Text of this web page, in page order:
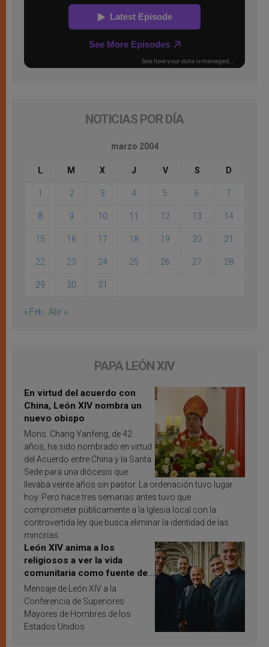
NOTICIAS POR DÍA
marzo 2004
L M X J V S D
1 2 3 4 5 6 7
8 9 10 11 12 13 14
15 16 17 18 19 20 21
22 23 24 25 26 27 28
29 30 31
« Feb Abr »
PAPA LEÓN XIV
En virtud del acuerdo con
China, León XIV nombra un
nuevo obispo
Mons. Chang Yanfeng, de 42
años, ha sido nombrado en virtud
del Acuerdo entre China y la Santa
Sede para una diócesis que
llevaba veinte años sin pastor. La ordenación tuvo lugar
hoy. Pero hace tres semanas antes tuvo que
comprometer públicamente a la Iglesia local con la
controvertida ley que busca eliminar la identidad de las
minorías.
León XIV anima a los
religiosos a ver la vida
comunitaria como fuente de
inspiración y santificación
Mensaje de León XIV a la
Conferencia de Superiores
Mayores de Hombres de los
Estados Unidos